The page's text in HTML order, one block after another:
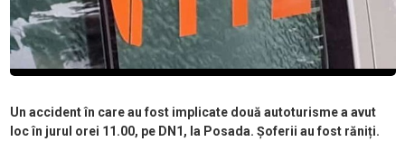
Un accident în care au fost implicate două autoturisme a avut
loc în jurul orei 11.00, pe DN1, la Posada. Șoferii au fost răniți.